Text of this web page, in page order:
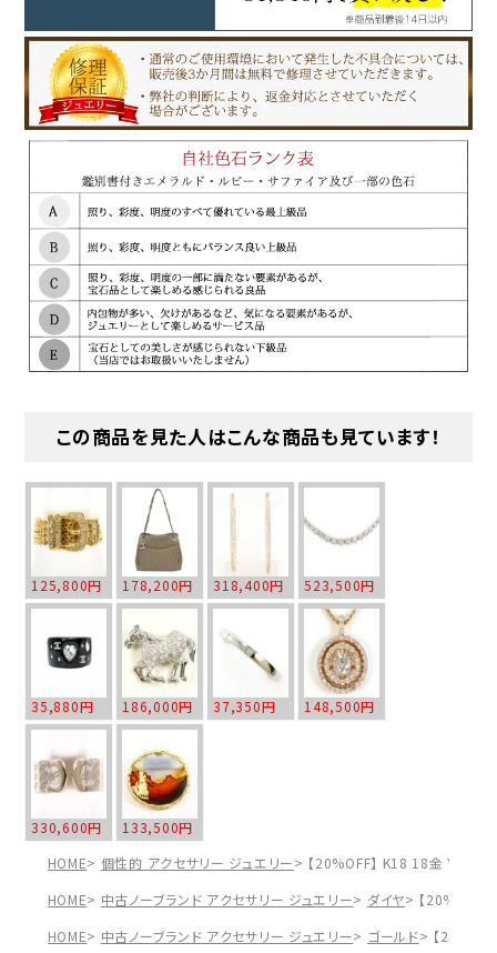
この商品を見た人はこんな商品も見ています！
125,800円 178,200円 318,400円 523,500円
35,880円 186,000円 37,350円 148,500円
330,600円
133,500円
HOME
個性的 アクセサリー ジュエリー
【20%OFF】 K18 18金 YG イ
HOME
中古ノーブランド アクセサリー ジュエリー ダイヤ
【20%OFF
HOME
中古ノーブランド アクセサリー ジュエリー ゴールド 【